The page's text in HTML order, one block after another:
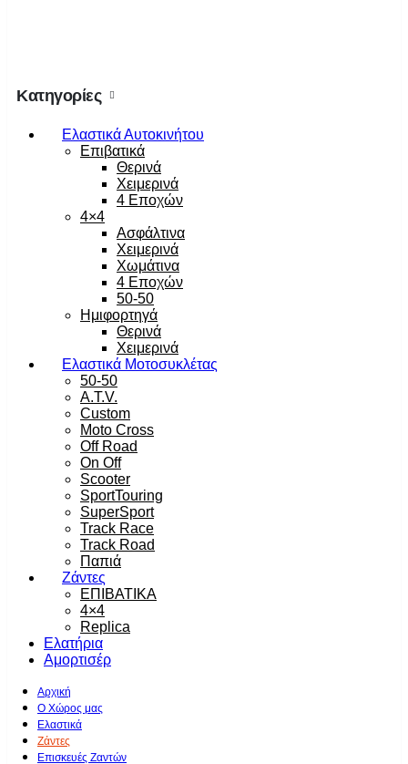
Κατηγορίες
Ελαστικά Αυτοκινήτου
Επιβατικά
Θερινά
Χειμερινά
4 Εποχών
4×4
Ασφάλτινα
Χειμερινά
Χωμάτινα
4 Εποχών
50-50
Ημιφορτηγά
Θερινά
Χειμερινά
Ελαστικά Μοτοσυκλέτας
50-50
A.T.V.
Custom
Moto Cross
Off Road
On Off
Scooter
SportTouring
SuperSport
Track Race
Track Road
Παπιά
Ζάντες
ΕΠΙΒΑΤΙΚΑ
4×4
Replica
Ελατήρια
Αμορτισέρ
Αρχική
Ο Χώρος μας
Ελαστικά
Ζάντες
Επισκευές Ζαντών